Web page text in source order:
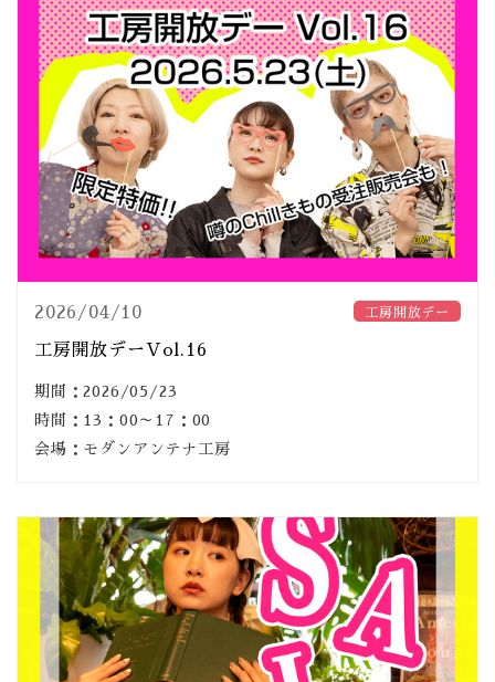
2026/04/10 工房開放デー
工房開放デーVol.16
期間：2026/05/23
時間：13：00～17：00
会場：モダンアンテナ工房